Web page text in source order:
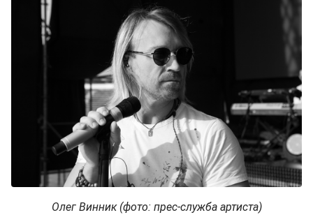
Олег Винник (фото: прес-служба артиста)